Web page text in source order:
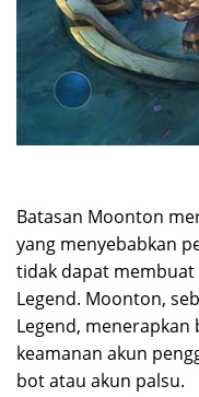
Batasan Moonton
yang menyebabkan
tidak dapat
Legend. Moonton,
Legend,
keamanan akun
bot atau akun palsu.